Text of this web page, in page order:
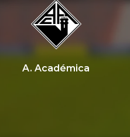
A. Académica